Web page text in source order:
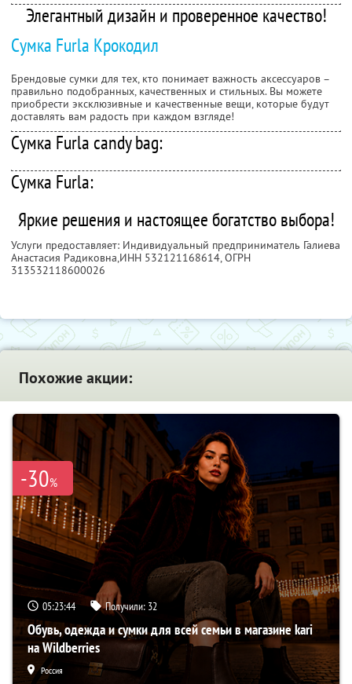
Элегантный дизайн и проверенное качество!
Сумка Furla Крокодил
Брендовые сумки для тех, кто понимает важность аксессуаров –
правильно подобранных, качественных и стильных. Вы можете
приобрести эксклюзивные и качественные вещи, которые будут
доставлять вам радость при каждом взгляде!
Сумка Furla candy bag:
Сумка Furla:
Яркие решения и настоящее богатство выбора!
Услуги предоставляет: Индивидуальный предприниматель Галиева
Анастасия Радиковна,ИНН 532121168614, ОГРН
313532118600026
Похожие акции:
-30%
05:23:43 Получили: 32
Обувь, одежда и сумки для всей семьи в магазине kari
на Wildberries
Россия